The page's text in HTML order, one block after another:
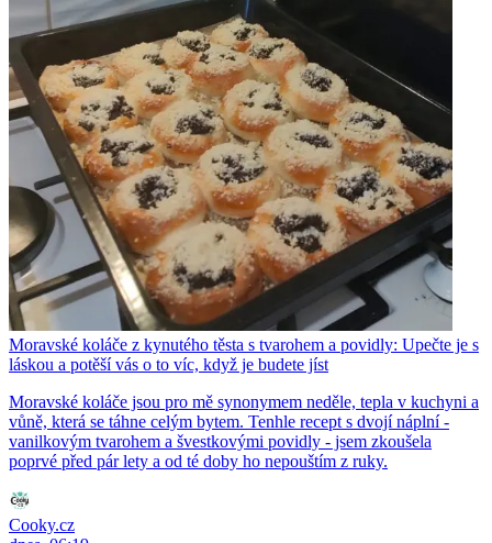
Moravské koláče z kynutého těsta s tvarohem a povidly: Upečte je s
láskou a potěší vás o to víc, když je budete jíst
Moravské koláče jsou pro mě synonymem neděle, tepla v kuchyni a
vůně, která se táhne celým bytem. Tenhle recept s dvojí náplní -
vanilkovým tvarohem a švestkovými povidly - jsem zkoušela
poprvé před pár lety a od té doby ho nepouštím z ruky.
Cooky.cz